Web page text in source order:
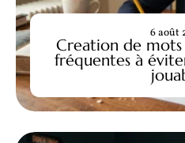
Creation de mots
fréquentes à
6 août